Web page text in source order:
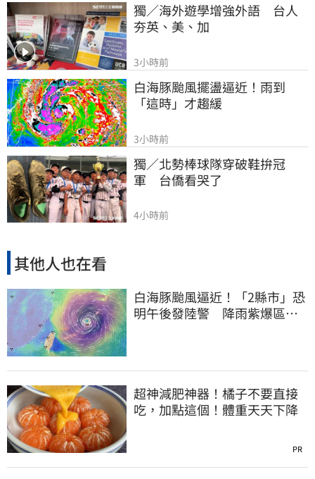
獨／海外遊學增強外語　台人
夯英、美、加
3小時前
白海豚颱風擺盪逼近！雨到
「這時」才趨緩
3小時前
獨／北勢棒球隊穿破鞋拚冠
軍　台僑看哭了
4小時前
其他人也在看
白海豚颱風逼近！「2縣市」恐
明午後發陸警 降雨紫爆區域
超神減肥神器！橘子不要直接
吃，加點這個！體重天天下降
PR